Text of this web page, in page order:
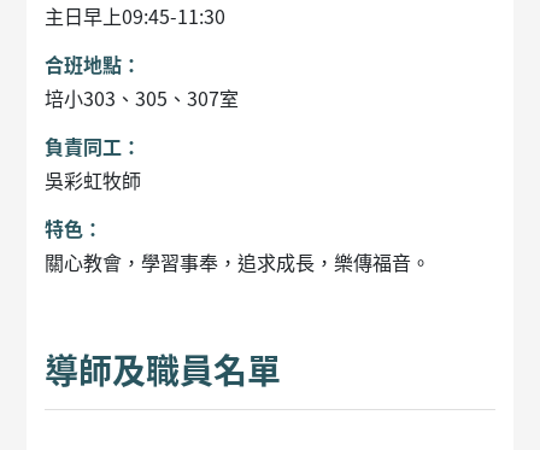
主日早上09:45-11:30
合班地點：
培小303、305、307室
負責同工：
吳彩虹牧師
特色：
關心教會，學習事奉，追求成長，樂傳福音。
導師及職員名單